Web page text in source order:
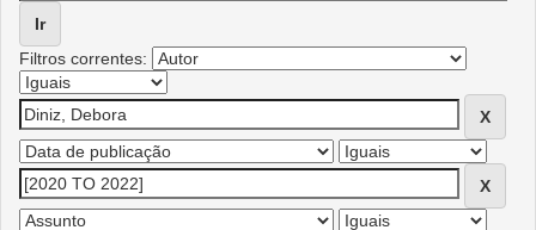
Filtros correntes: